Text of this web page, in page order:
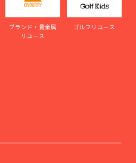
ブランド・貴金属
リユース
ゴルフリユース